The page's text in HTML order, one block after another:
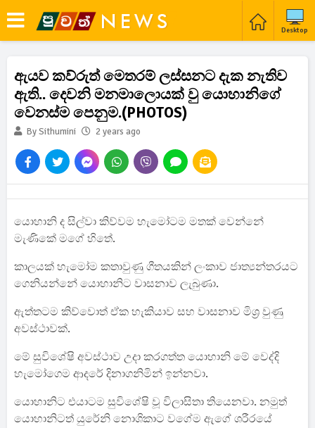
Desktop
ඇයව කව්රුත් මෙතරම් ලස්සනට දැක නැතිව
ඇති.. දෙවනි මනමාලොයක් වු යොහානිගේ
වෙනස්ම පෙනුම.(PHOTOS)
By Sithumini 2 years ago
යොහානි ද සිල්වා කිව්වම හැමෝටම මතක් වෙන්නේ
මැණිකේ මගේ හිතේ.
කාලයක් හැමෝම කතාවුණු ගීතයකින් ලංකාව ජාත්‍යන්තරයට
ගෙනියන්නේ යොහානිට වාසනාව ලැබුණා.
ඇත්තටම කිව්වොත් ඒක හැකියාව සහ වාසනාව මිශ්‍ර වුණු
අවස්ථාවක්.
මේ සුවිශේෂි අවස්ථාව උදා කරගත්ත යොහානි මේ වෙද්දි
හැමෝගෙම ආදරේ දිනාගනිමින් ඉන්නවා.
යොහානිට එයාටම සුවිශේෂි වූ විලාසිතා තියෙනවා. නමුත්
යොහානිටත් යුරේනි නොශිකාට වගේම ඇගේ ශරීරයේ